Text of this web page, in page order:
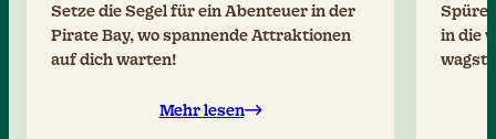
Setze die Segel für ein Abenteuer in der
Pirate Bay, wo spannende Attraktionen
auf dich warten!
Mehr lesen
Spüre
in die
wagst!